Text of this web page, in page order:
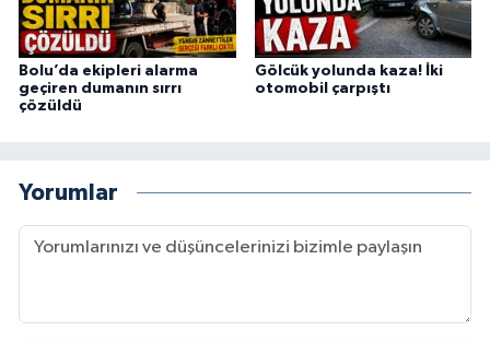
Bolu’da ekipleri alarma
geçiren dumanın sırrı
çözüldü
Gölcük yolunda kaza! İki
otomobil çarpıştı
Yorumlar